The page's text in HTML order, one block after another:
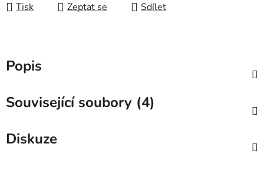
Tisk
Zeptat se Sdílet
Popis
Související soubory (4)
Diskuze